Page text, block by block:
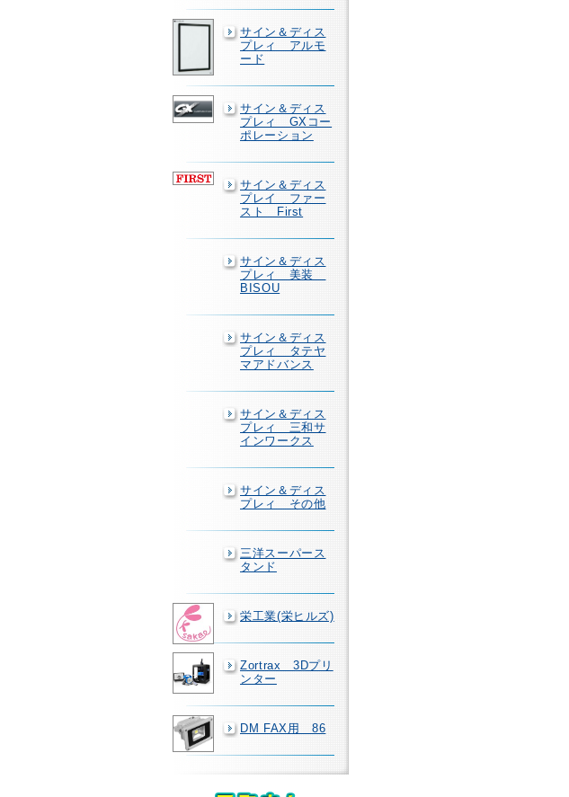
サイン＆ディス
プレィ アルモ
ード
サイン＆ディス
プレィ GXコー
ポレーション
サイン＆ディス
プレイ ファー
スト First
サイン＆ディス
プレィ 美装
BISOU
サイン＆ディス
プレィ タテヤ
マアドバンス
サイン＆ディス
プレィ 三和サ
インワークス
サイン＆ディス
プレィ その他
三洋スーパース
タンド
栄工業(栄ヒルズ)
Zortrax 3Dプリ
ンター
DM FAX用 86